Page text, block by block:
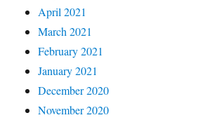
April 2021
March 2021
February 2021
January 2021
December 2020
November 2020